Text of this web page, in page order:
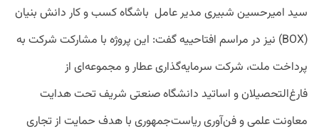
سید امیرحسین شبیری مدیر عامل باشگاه کسب و کار دانش بنیان
(BOX)
نیز در مراسم افتاحییه گفت: این پروژه با مشارکت شرکت به
پرداخت ملت، شرکت سرمایه‌گذاری عطار و مجموعه‌ای از
فارغ‌التحصیلان و اساتید دانشگاه صنعتی شریف تحت هدایت
معاونت علمی و فن‌آوری ریاست‌جمهوری با هدف حمایت از تجاری